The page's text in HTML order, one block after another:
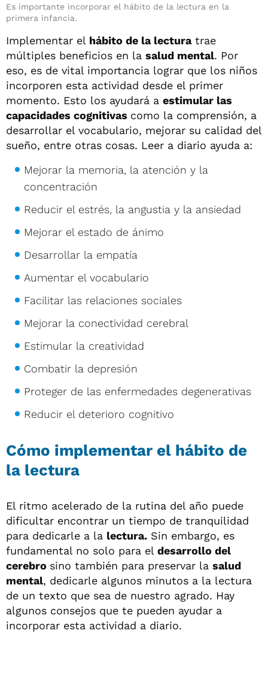
Es importante incorporar el hábito de la lectura en la
primera infancia.
Implementar el hábito de la lecturatrae
múltiples beneficios en la salud mental. Por
eso, es de vital importancia lograr que los niños
incorporen esta actividad desde el primer
momento. Esto los ayudará a estimular las
capacidades cognitivas como la comprensión, a
desarrollar el vocabulario, mejorar su calidad del
sueño, entre otras cosas. Leer a diario ayuda a:
Mejorar la memoria, la atención y la
concentración
Reducir el estrés, la angustia y la ansiedad
Mejorar el estado de ánimo
Desarrollar la empatía
Aumentar el vocabulario
Facilitar las relaciones sociales
Mejorar la conectividad cerebral
Estimular la creatividad
Combatir la depresión
Proteger de las enfermedades degenerativas
Reducir el deterioro cognitivo
Cómo implementar el hábito de
la lectura
El ritmo acelerado de la rutina del año puede
dificultar encontrar un tiempo de tranquilidad
para dedicarle a la lectura. Sin embargo, es
fundamental no solo para el desarrollo del
cerebro sino también para preservar la salud
mental, dedicarle algunos minutos a la lectura
de un texto que sea de nuestro agrado. Hay
algunos consejos que te pueden ayudar a
incorporar esta actividad a diario.